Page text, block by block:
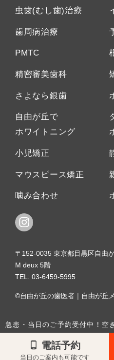
急患・当日のご予約受付中！空
電話予約
当日のご案内も可能です
虫歯(むし歯)治療
歯周病治療
PMTC
精密審美歯科
さよなら銀歯
自由が丘で
ホワイトニング
小児矯正
マウスピース矯正
噛み合わせ
〒152-0035 東京都目黒区自由
M deux 5階
TEL: 03-6459-5995
©自由が丘の歯医者｜自由が丘